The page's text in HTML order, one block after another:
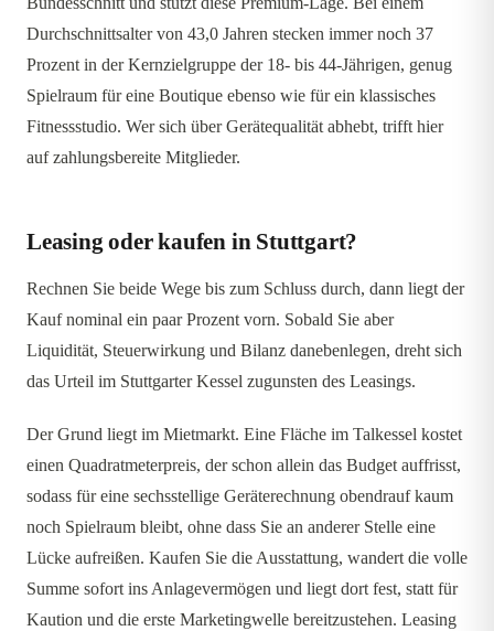
Durchschnittsalter von 43,0 Jahren stecken immer noch 37
Prozent in der Kernzielgruppe der 18- bis 44-Jährigen, genug
Spielraum für eine Boutique ebenso wie für ein klassisches
Fitnessstudio. Wer sich über Gerätequalität abhebt, trifft hier
auf zahlungsbereite Mitglieder.
Leasing oder kaufen in Stuttgart?
Rechnen Sie beide Wege bis zum Schluss durch, dann liegt der
Kauf nominal ein paar Prozent vorn. Sobald Sie aber
Liquidität, Steuerwirkung und Bilanz danebenlegen, dreht sich
das Urteil im Stuttgarter Kessel zugunsten des Leasings.
Der Grund liegt im Mietmarkt. Eine Fläche im Talkessel kostet
einen Quadratmeterpreis, der schon allein das Budget auffrisst,
sodass für eine sechsstellige Geräterechnung obendrauf kaum
noch Spielraum bleibt, ohne dass Sie an anderer Stelle eine
Lücke aufreißen. Kaufen Sie die Ausstattung, wandert die volle
Summe sofort ins Anlagevermögen und liegt dort fest, statt für
Kaution und die erste Marketingwelle bereitzustehen. Leasing